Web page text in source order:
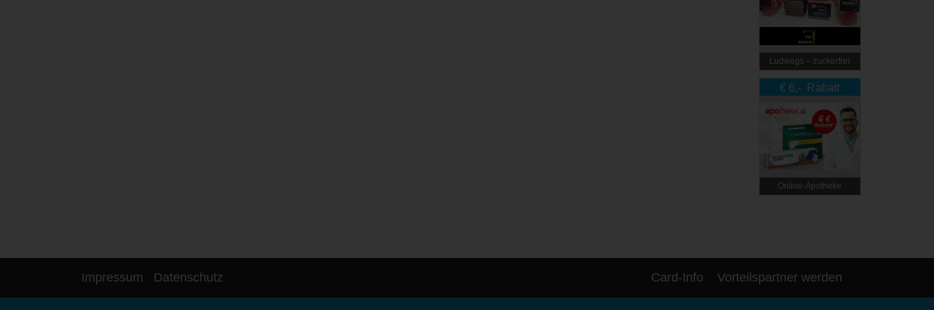
Ludwegs – zuckerfrei
leben
€ 6,- Rabatt
Online‑Apotheke
Impressum Datenschutz Card-Info Vorteilspartner werden